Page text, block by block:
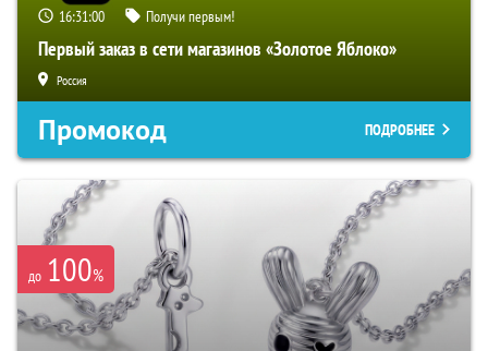
16:31:00 Получи первым!
Первый заказ в сети магазинов «Золотое Яблоко»
Россия
Промокод ПОДРОБНЕЕ
до 100%